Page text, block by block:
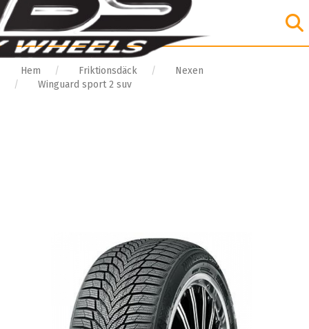
Hem Friktionsdäck
Nexen
Winguard sport 2 suv